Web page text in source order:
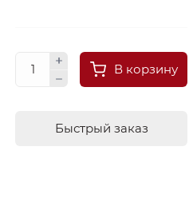
В корзину
Быстрый заказ